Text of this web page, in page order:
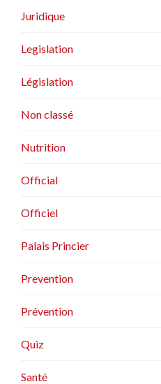
Juridique
Legislation
Législation
Non classé
Nutrition
Official
Officiel
Palais Princier
Prevention
Prévention
Quiz
Santé